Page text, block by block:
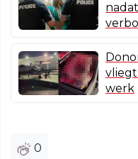
werk
0